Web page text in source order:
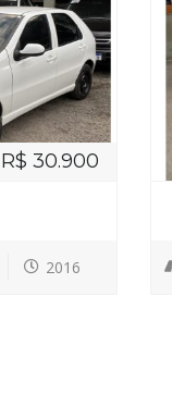
R$ 30.900
2016